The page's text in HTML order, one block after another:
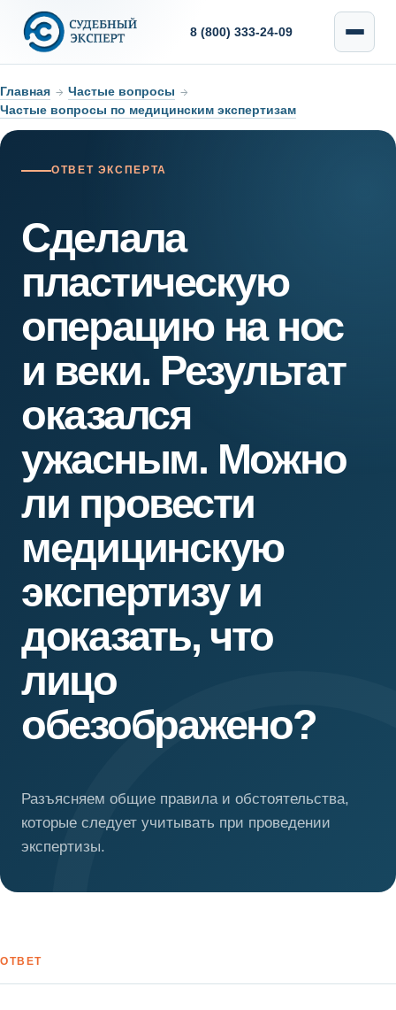
8 (800) 333-24-09
Главная → Частые вопросы →
Частые вопросы по медицинским экспертизам
ОТВЕТ ЭКСПЕРТА
Сделала
пластическую
операцию на нос
и веки. Результат
оказался
ужасным. Можно
ли провести
медицинскую
экспертизу и
доказать, что
лицо
обезображено?
Разъясняем общие правила и обстоятельства,
которые следует учитывать при проведении
экспертизы.
ОТВЕТ